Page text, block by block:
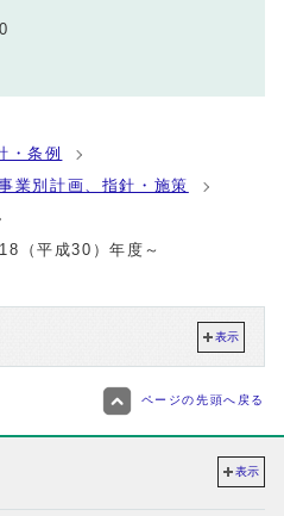
・条例
業別計画、指針・施策
（平成30）年度～
表示
ページの先頭へ戻る
表示